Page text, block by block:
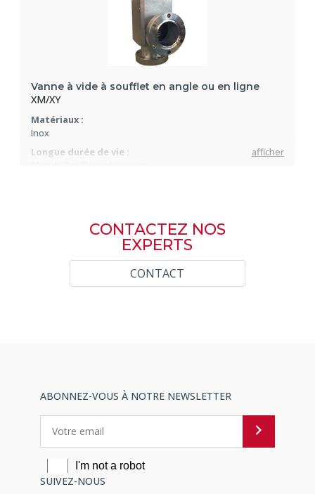
Vanne à vide à soufflet en angle ou en ligne
XM/XY
Matériaux :
Inox
Longue durée de vie :
afficher
CONTACTEZ NOS
EXPERTS
CONTACT
ABONNEZ-VOUS À NOTRE NEWSLETTER
SUIVEZ-NOUS